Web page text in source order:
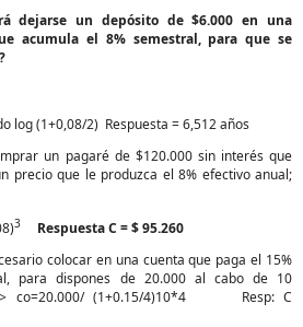
dejarse un depósito de $6.000 en una
acumula el 8% semestral, para que se
log (1+0,08/2) Respuesta = 6,512 años
un pagaré de $120.000 sin interés que
precio que le produzca el 8% efectivo anual;
3 Respuesta C = $ 95.260
colocar en una cuenta que paga el 15%
para dispones de 20.000 al cabo de 10
co=20.000/ (1+0.15/4)10*4 Resp: C